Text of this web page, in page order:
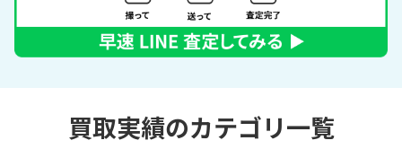
買取実績のカテゴリ一覧